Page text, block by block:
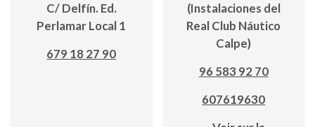
C/ Delfín. Ed.
Perlamar Local 1
679 18 27 90
(Instalaciones del
Real Club Náutico
Calpe)
96 583 92 70
607619630